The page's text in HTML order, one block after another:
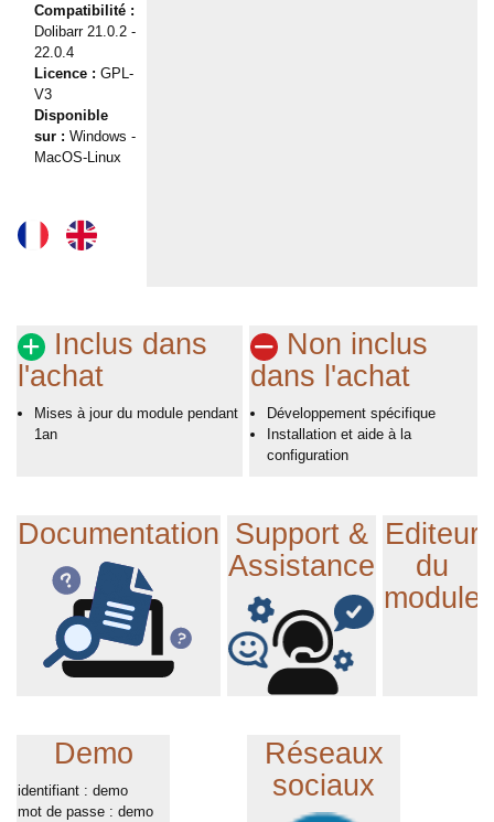
Compatibilité :
Dolibarr 21.0.2 -
22.0.4
Licence : GPL-
V3
Disponible
sur : Windows -
MacOS-Linux
Inclus dans
l'achat
Mises à jour du module pendant
1an
Non inclus
dans l'achat
Développement spécifique
Installation et aide à la
configuration
Documentation Support &
Assistance
Editeur
du
module
Demo
identifiant : demo
mot de passe : demo
Réseaux
sociaux